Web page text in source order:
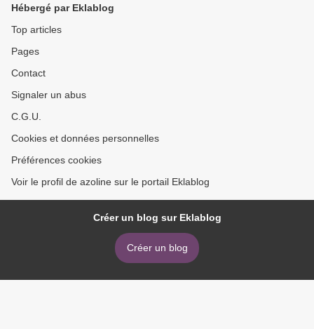
Hébergé par Eklablog
Top articles
Pages
Contact
Signaler un abus
C.G.U.
Cookies et données personnelles
Préférences cookies
Voir le profil de azoline sur le portail Eklablog
Créer un blog sur Eklablog
Créer un blog